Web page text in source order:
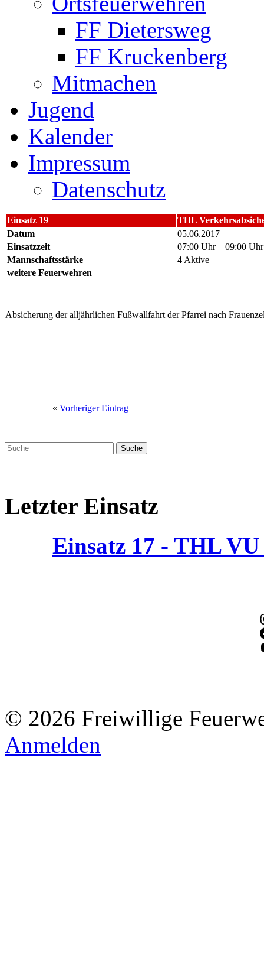
FF Dietersweg
FF Kruckenberg
Mitmachen
Jugend
Kalender
Impressum
Datenschutz
Einsatz 19
THL
Datum
05.06.2017
Einsatzzeit
07:00 Uhr – 09:00 Uhr
Mannschaftsstärke
4 Aktive
weitere Feuerwehren
Absicherung der alljährlichen Fußwallfahrt der Pfarrei nach
« Vorheriger Eintrag
Letzter Einsatz
Einsatz 17 - THL
© 2026 Freiwillige
Anmelden